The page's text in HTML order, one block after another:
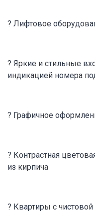
? Лифтовое
? Яркие и стильные
индикацией номера
? Графичное
? Контрастная
из кирпича
? Квартиры с